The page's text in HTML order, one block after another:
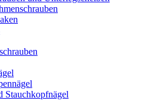
Stauchkopfnägel